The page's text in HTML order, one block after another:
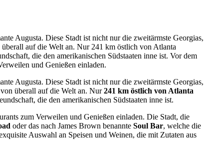
Augusta. Diese Stadt ist nicht nur die zweitärmste Georgias,
auf die Welt an. Nur 241 km östlich von Atlanta
die den amerikanischen Südstaaten inne ist. Vor dem
und Genießen einladen.
Augusta. Diese Stadt ist nicht nur die zweitärmste Georgias,
überall auf die Welt an. Nur241 km östlich von Atlanta
die den amerikanischen Südstaaten inne ist.
zum Verweilen und Genießen einladen. Die Stadt, die
oder das nach James Brown benannte Soul Bar, welche die
Auswahl an Speisen und Weinen, die mit Zutaten aus